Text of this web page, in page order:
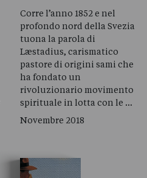
Corre l’anno 1852 e nel
profondo nord della Svezia
tuona la parola di
Læstadius, carismatico
pastore di origini sami che
ha fondato un
rivoluzionario movimento
spirituale in lotta con le …
Novembre 2018